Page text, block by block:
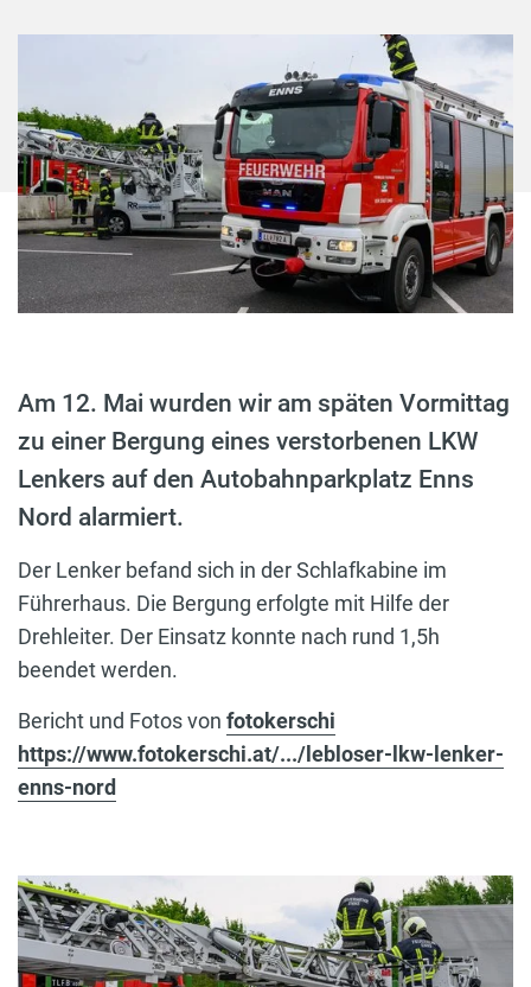
Am 12. Mai wurden wir am späten Vormittag
zu einer Bergung eines verstorbenen LKW
Lenkers auf den Autobahnparkplatz Enns
Nord alarmiert.
Der Lenker befand sich in der Schlafkabine im
Führerhaus. Die Bergung erfolgte mit Hilfe der
Drehleiter. Der Einsatz konnte nach rund 1,5h
beendet werden.
Bericht und Fotos von fotokerschi
https://www.fotokerschi.at/.../lebloser-lkw-lenker-
enns-nord